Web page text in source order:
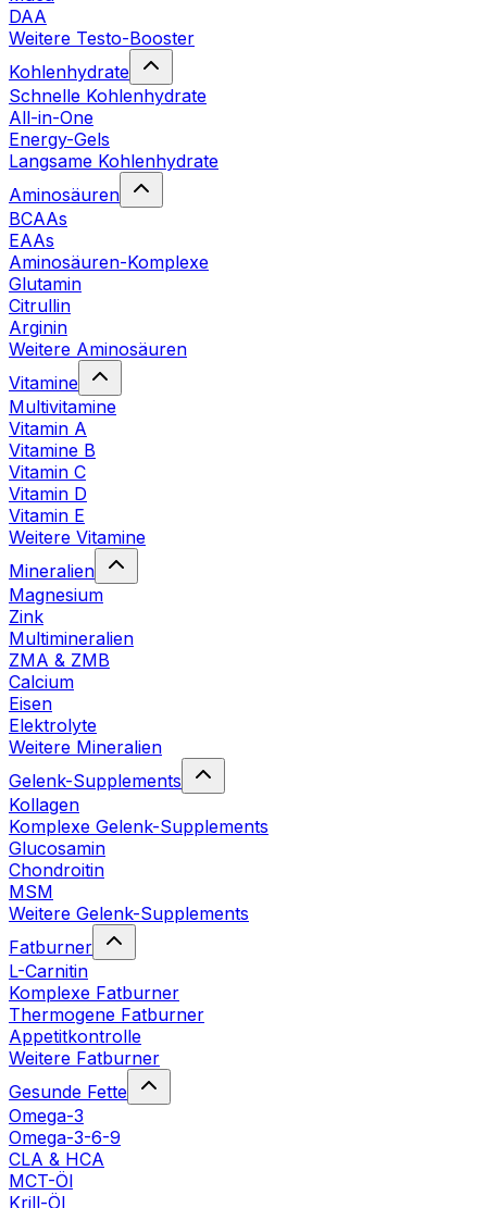
DAA
Weitere Testo-Booster
Kohlenhydrate
Schnelle Kohlenhydrate
All-in-One
Energy-Gels
Langsame Kohlenhydrate
Aminosäuren
BCAAs
EAAs
Aminosäuren-Komplexe
Glutamin
Citrullin
Arginin
Weitere Aminosäuren
Vitamine
Multivitamine
Vitamin A
Vitamine B
Vitamin C
Vitamin D
Vitamin E
Weitere Vitamine
Mineralien
Magnesium
Zink
Multimineralien
ZMA & ZMB
Calcium
Eisen
Elektrolyte
Weitere Mineralien
Gelenk-Supplements
Kollagen
Komplexe Gelenk-Supplements
Glucosamin
Chondroitin
MSM
Weitere Gelenk-Supplements
Fatburner
L-Carnitin
Komplexe Fatburner
Thermogene Fatburner
Appetitkontrolle
Weitere Fatburner
Gesunde Fette
Omega-3
Omega-3-6-9
CLA & HCA
MCT-Öl
Krill-Öl